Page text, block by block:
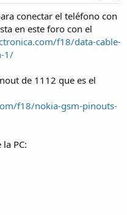
conectar el teléfono con
en este foro con el
f18/data-cable-
1/
de 1112 que es el
f18/nokia-gsm-pinouts-
PC: